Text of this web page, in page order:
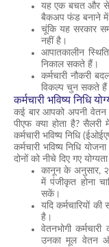
यह एक बचत और
बैकअप फंड बनाने में
चूंकि यह सरकार
नहीं है।
आपातकालीन
निकाल सकते हैं।
कर्मचारी नौकरी
विकल्प चुन सकते
कर्मचारी भविष्य निधि
कई बार आपको अपनी वेतन
पीएफ क्या होता है?
कर्मचारी भविष्य निधि
कर्मचारी भविष्य निधि
दोनों को नीचे दिए गए
कानून के अनुसार,
में पंजीकृत होना
सकें।
यदि कर्मचारियों
है।
वेतनभोगी
उनका मूल वेतन